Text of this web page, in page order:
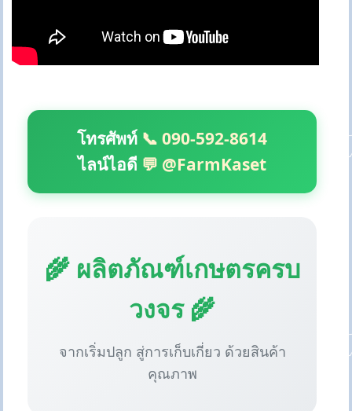
โทรศัพท์ 📞 090-592-8614
ไลน์ไอดี 💬 @FarmKaset
🌾 ผลิตภัณฑ์เกษตรครบ
วงจร 🌾
จากเริ่มปลูก สู่การเก็บเกี่ยว ด้วยสินค้า
คุณภาพ